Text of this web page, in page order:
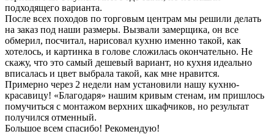
подходящего варианта.
После всех походов по торговым центрам мы решили делать
на заказ под наши размеры. Вызвали замерщика, он все
обмерил, посчитал, нарисовал кухню именно такой, как
хотелось, и картинка в голове сложилась окончательно. Не
скажу, что это самый дешевый вариант, но кухня идеально
вписалась и цвет выбрала такой, как мне нравится.
Примерно через 2 недели нам установили нашу кухню-
красавицу! «Благодаря» нашим кривым стенам, им пришлось
помучиться с монтажом верхних шкафчиков, но результат
получился отменный.
Большое всем спасибо! Рекомендую!